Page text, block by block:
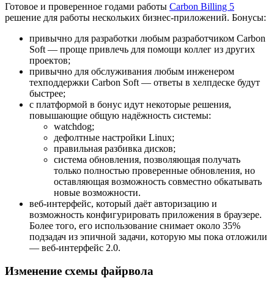
Готовое и проверенное годами работы Carbon Billing 5
решение для работы нескольких бизнес-приложений. Бонусы:
привычно для разработки любым разработчиком Carbon
Soft — проще привлечь для помощи коллег из других
проектов;
привычно для обслуживания любым инженером
техподдержки Carbon Soft — ответы в хелпдеске будут
быстрее;
с платформой в бонус идут некоторые решения,
повышающие общую надёжность системы:
watchdog;
дефолтные настройки Linux;
правильная разбивка дисков;
система обновления, позволяющая получать
только полностью проверенные обновления, но
оставляющая возможность совместно обкатывать
новые возможности.
веб-интерфейс, который даёт авторизацию и
возможность конфигурировать приложения в браузере.
Более того, его использование снимает около 35%
подзадач из эпичной задачи, которую мы пока отложили
— веб-интерфейс 2.0.
Изменение схемы файрвола